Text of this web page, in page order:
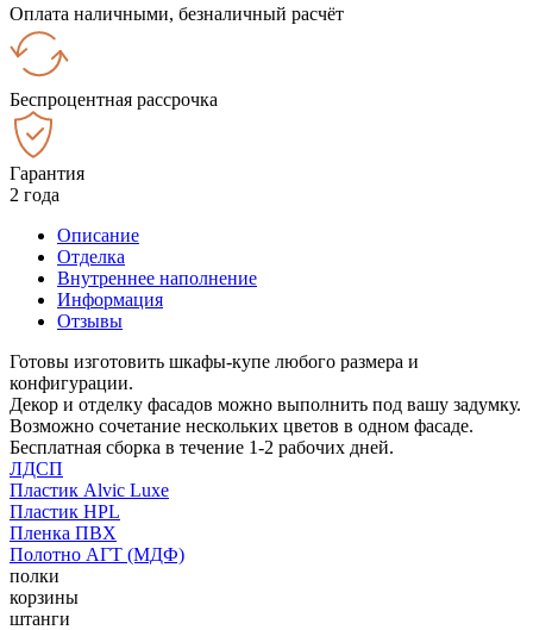
Оплата наличными, безналичный расчёт
Беспроцентная рассрочка
Гарантия
2 года
Описание
Отделка
Внутреннее наполнение
Информация
Отзывы
Готовы изготовить шкафы-купе любого размера и
конфигурации.
Декор и отделку фасадов можно выполнить под вашу задумку.
Возможно сочетание нескольких цветов в одном фасаде.
Бесплатная сборка в течение 1-2 рабочих дней.
ЛДСП
Пластик Alvic Luxe
Пластик HPL
Пленка ПВХ
Полотно АГТ (МДФ)
полки
корзины
штанги